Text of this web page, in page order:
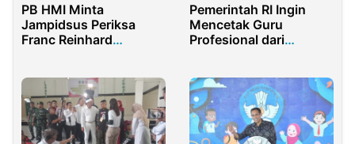
PB HMI Minta
Jampidsus Periksa
Franc Reinhard
Korupsi Minyak Goreng
Pemerintah RI Ingin
Mencetak Guru
Profesional dari